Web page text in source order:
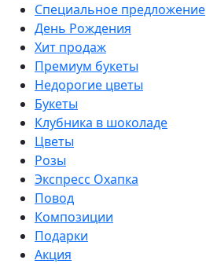
Специальное предложение
День Рождения
Хит продаж
Премиум букеты
Недорогие цветы
Букеты
Клубника в шоколаде
Цветы
Розы
Экспресс Охапка
Повод
Композиции
Подарки
Акция